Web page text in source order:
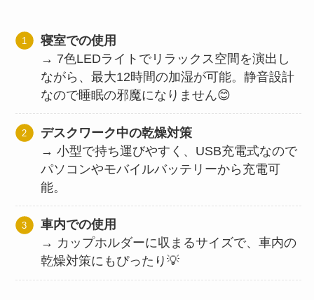
寝室での使用
→ 7色LEDライトでリラックス空間を演出し
ながら、最大12時間の加湿が可能。静音設計
なので睡眠の邪魔になりません😊
デスクワーク中の乾燥対策
→ 小型で持ち運びやすく、USB充電式なので
パソコンやモバイルバッテリーから充電可
能。
車内での使用
→ カップホルダーに収まるサイズで、車内の
乾燥対策にもぴったり💡